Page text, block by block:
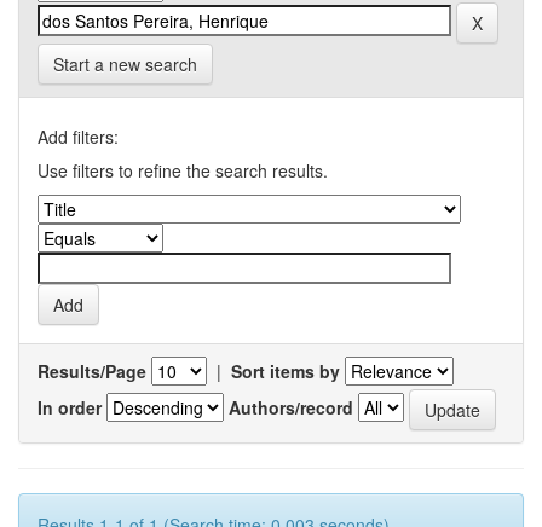
Start a new search
Add filters:
Use filters to refine the search results.
Results/Page | Sort items by
In order
Authors/record